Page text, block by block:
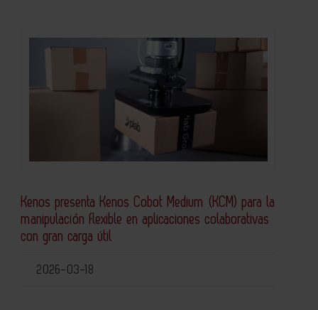
Kenos presenta Kenos Cobot Medium (KCM) para la
manipulación flexible en aplicaciones colaborativas
con gran carga útil
2026-03-18